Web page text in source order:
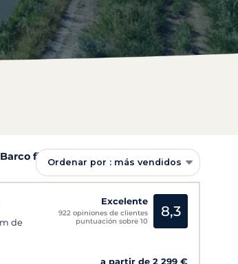
fluvial Port Lauragais
Ordenar por : más vendidos
de
Excelente
922 opiniones de clientes
puntuación sobre 10
8,3
a partir de 2 299 €